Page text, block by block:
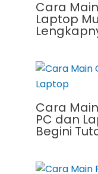
Cara
Laptop
Cara
PC dan
Begini